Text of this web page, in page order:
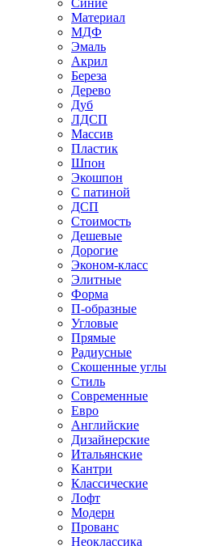
Синие
Материал
МДФ
Эмаль
Акрил
Береза
Дерево
Дуб
ЛДСП
Массив
Пластик
Шпон
Экошпон
С патиной
ДСП
Стоимость
Дешевые
Дорогие
Эконом-класс
Элитные
Форма
П-образные
Угловые
Прямые
Радиусные
Скошенные углы
Стиль
Современные
Евро
Английские
Дизайнерские
Итальянские
Кантри
Классические
Лофт
Модерн
Прованс
Неоклассика